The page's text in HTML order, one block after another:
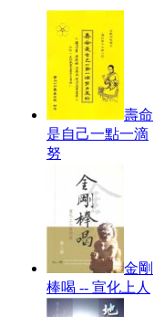
壽命
是自己一點一滴
努
金剛
棒喝 -- 宣化上人